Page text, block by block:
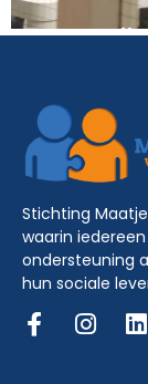
Stichting
waarin
ondersteuning
hun sociale